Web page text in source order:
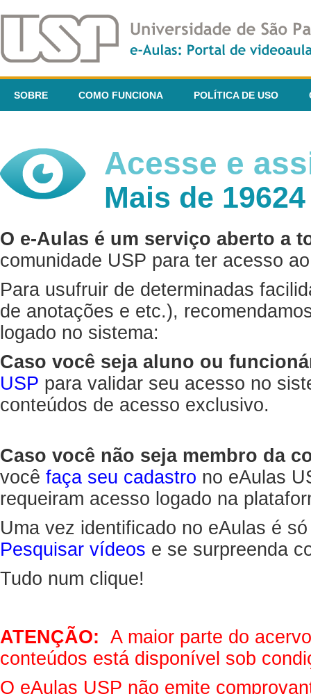
SOBRE COMO FUNCIONA POLÍTICA DE USO
Acesse e
Mais de
O e-Aulas é um serviço aberto a
comunidade USP para ter acesso
Para usufruir de determinadas
de anotações e etc.),
logado no sistema:
Caso você seja aluno ou
USP para validar seu acesso no
conteúdos de acesso exclusivo.
Caso você não seja membro da
você faça seu cadastro no eAulas
requeiram acesso logado na
Uma vez identificado no eAulas é
Pesquisar vídeos e se surpreenda
Tudo num clique!
ATENÇÃO: A maior parte do
conteúdos está disponível sob
O eAulas USP não emite